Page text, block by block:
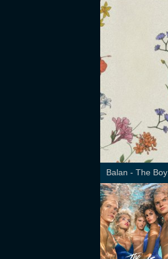
Balan - The Boy